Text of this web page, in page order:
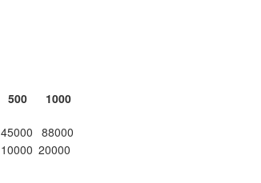
500 1000
45000 88000
10000 20000